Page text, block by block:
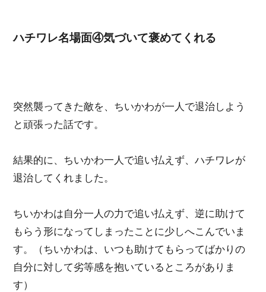
ハチワレ名場面④気づいて褒めてくれる
突然襲ってきた敵を、ちいかわが一人で退治しよう
と頑張った話です。
結果的に、ちいかわ一人で追い払えず、ハチワレが
退治してくれました。
ちいかわは自分一人の力で追い払えず、逆に助けて
もらう形になってしまったことに少しへこんでいま
す。（ちいかわは、いつも助けてもらってばかりの
自分に対して劣等感を抱いているところがありま
す）